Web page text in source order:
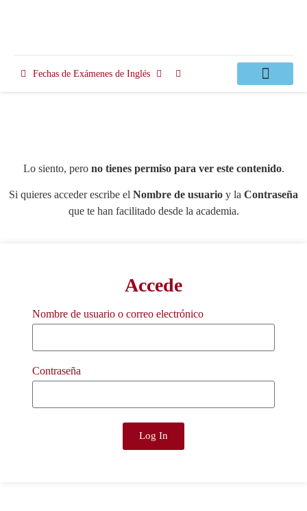
Fechas de Exámenes de Inglés
Lo siento, perono tienes permiso para ver este contenido.
Si quieres acceder escribe el Nombre de usuario y la Contraseña
que te han facilitado desde la academia.
Accede
Nombre de usuario o correo electrónico
Contraseña
Log In